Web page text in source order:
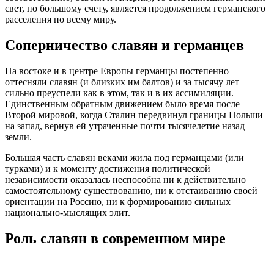
свет, по большому счету, является продолжением германского
расселения по всему миру.
Соперничество славян и германцев
На востоке и в центре Европы германцы постепенно
оттесняли славян (и близких им балтов) и за тысячу лет
сильно преуспели как в этом, так и в их ассимиляции.
Единственным обратным движением было время после
Второй мировой, когда Сталин передвинул границы Польши
на запад, вернув ей утраченные почти тысячелетие назад
земли.
Большая часть славян веками жила под германцами (или
турками) и к моменту достижения политической
независимости оказалась неспособна ни к действительно
самостоятельному существованию, ни к отстаиванию своей
ориентации на Россию, ни к формированию сильных
национально-мыслящих элит.
Роль славян в современном мире